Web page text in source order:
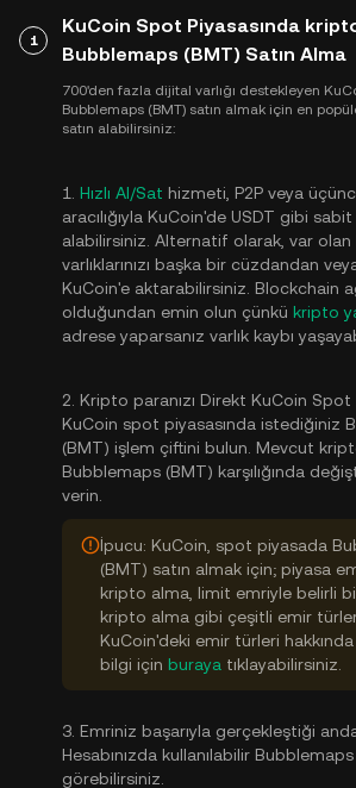
1
KuCoin Spot Piyasasında
Bubblemaps (BMT) Satın Alma
700'den fazla dijital varlığı destekleyen
Bubblemaps (BMT) satın almak için en
satın alabilirsiniz:
1. Hızlı Al/Sat hizmeti, P2P veya
aracılığıyla KuCoin'de USDT gibi
alabilirsiniz. Alternatif olarak, var
varlıklarınızı başka bir cüzdandan
KuCoin'e aktarabilirsiniz. Blockchain
olduğundan emin olun çünkü kripto
adrese yaparsanız varlık kaybı
2. Kripto paranızı Direkt KuCoin Spot
KuCoin spot piyasasında istediğiniz
(BMT) işlem çiftini bulun. Mevcut
Bubblemaps (BMT) karşılığında
verin.
İpucu: KuCoin, spot piyasada
(BMT) satın almak için; piyasa
kripto alma, limit emriyle belirli
kripto alma gibi çeşitli emir
KuCoin'deki emir türleri
bilgi için buraya tıklayabilirsiniz.
3. Emriniz başarıyla gerçekleştiği
Hesabınızda kullanılabilir Bubblemaps
görebilirsiniz.